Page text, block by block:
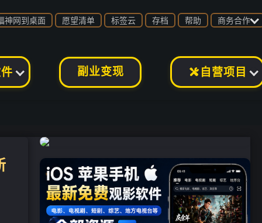
副业变现  自营项目
神网到桌面 愿望清单 标签云 存档 帮助 商务合作